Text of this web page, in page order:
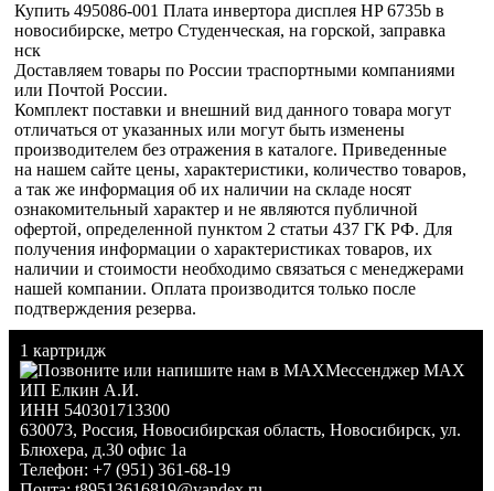
Купить 495086-001 Плата инвертора дисплея HP 6735b в
новосибирске, метро Студенческая, на горской, заправка
нск
Доставляем товары по России траспортными компаниями
или Почтой России.
Комплект поставки и внешний вид данного товара могут
отличаться от указанных или могут быть изменены
производителем без отражения в каталоге. Приведенные
на нашем сайте цены, характеристики, количество товаров,
а так же информация об их наличии на складе носят
ознакомительный характер и не являются публичной
офертой, определенной пунктом 2 статьи 437 ГК РФ. Для
получения информации о характеристиках товаров, их
наличии и стоимости необходимо связаться с менеджерами
нашей компании. Оплата производится только после
подтверждения резерва.
1 картридж
Мессенджер MAX
ИП Елкин А.И.
ИНН 540301713300
630073, Россия, Новосибирская область, Новосибирск, ул.
Блюхера, д.30 офис 1а
Телефон: +7 (951) 361-68-19